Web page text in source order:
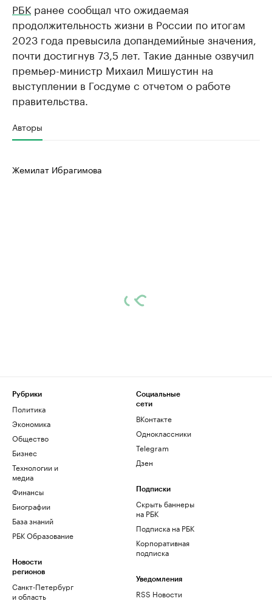
РБК ранее сообщал что ожидаемая
продолжительность жизни в России по итогам
2023 года превысила допандемийные значения,
почти достигнув 73,5 лет. Такие данные озвучил
премьер-министр Михаил Мишустин на
выступлении в Госдуме с отчетом о работе
правительства.
Авторы
Жемилат Ибрагимова
Рубрики
Политика
Экономика
Общество
Бизнес
Технологии и
медиа
Финансы
Биографии
База знаний
РБК Образование
Новости
регионов
Санкт-Петербург
и область
Социальные
сети
ВКонтакте
Одноклассники
Telegram
Дзен
Подписки
Скрыть баннеры
на РБК
Подписка на РБК
Корпоративная
подписка
Уведомления
RSS Новости